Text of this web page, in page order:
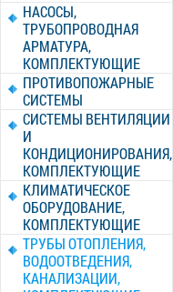
НАСОСЫ,
ТРУБОПРОВОДНАЯ
АРМАТУРА,
КОМПЛЕКТУЮЩИЕ
ПРОТИВОПОЖАРНЫЕ
СИСТЕМЫ
СИСТЕМЫ ВЕНТИЛЯЦИИ
И
КОНДИЦИОНИРОВАНИЯ,
КОМПЛЕКТУЮЩИЕ
КЛИМАТИЧЕСКОЕ
ОБОРУДОВАНИЕ,
КОМПЛЕКТУЮЩИЕ
ТРУБЫ ОТОПЛЕНИЯ,
ВОДООТВЕДЕНИЯ,
КАНАЛИЗАЦИИ,